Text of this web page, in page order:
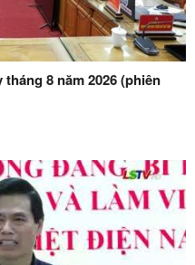
8 năm 2026 (phiên